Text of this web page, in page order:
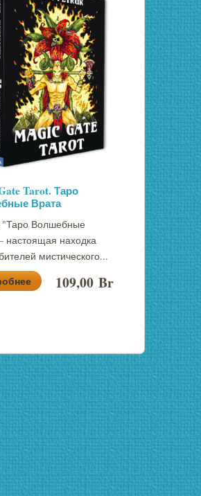
Tarot. Таро
Врата
"Таро Волшебные
настоящая находка
мистического...
109,00 Br